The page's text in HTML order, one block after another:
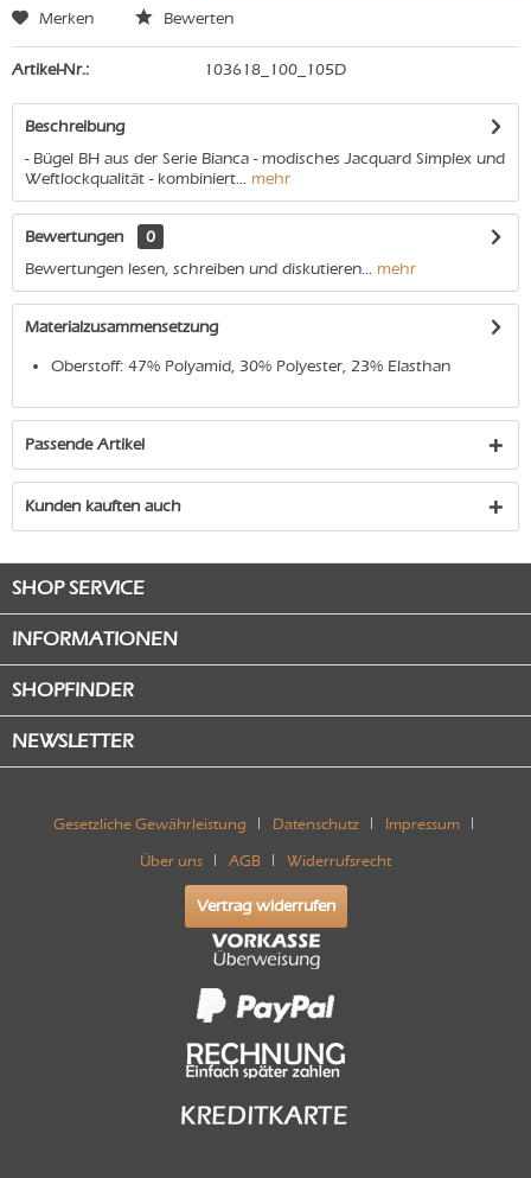
Merken Bewerten
Artikel-Nr.: 103618_100_105D
Beschreibung
- Bügel BH aus der Serie Bianca - modisches Jacquard Simplex und
Weftlockqualität - kombiniert... mehr
Bewertungen
0
Bewertungen lesen, schreiben und diskutieren... mehr
Materialzusammensetzung
Oberstoff: 47% Polyamid, 30% Polyester, 23% Elasthan
Passende Artikel
Kunden kauften auch
SHOP SERVICE
INFORMATIONEN
SHOPFINDER
NEWSLETTER
Gesetzliche Gewährleistung Datenschutz Impressum
Über uns AGB Widerrufsrecht
Vertrag widerrufen